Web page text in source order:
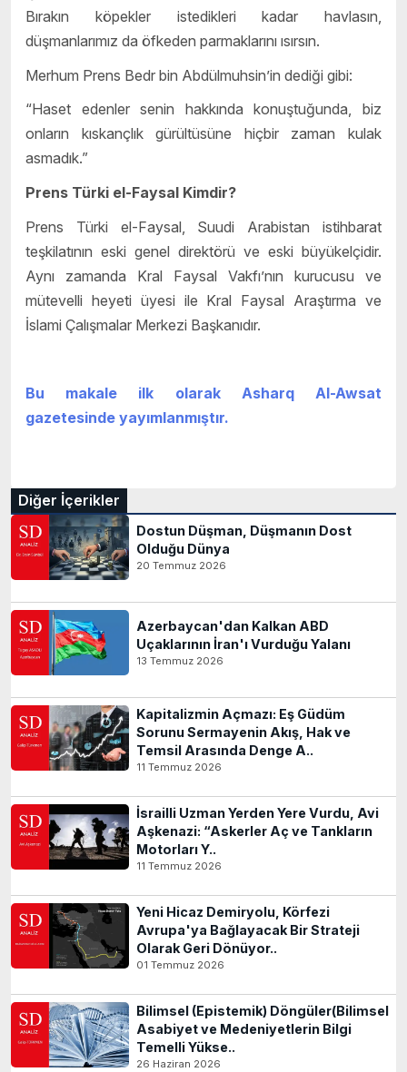
Bırakın köpekler istedikleri kadar havlasın,
düşmanlarımız da öfkeden parmaklarını ısırsın.
Merhum Prens Bedr bin Abdülmuhsin’in dediği gibi:
“Haset edenler senin hakkında konuştuğunda, biz
onların kıskançlık gürültüsüne hiçbir zaman kulak
asmadık.”
Prens Türki el-Faysal Kimdir?
Prens Türki el-Faysal, Suudi Arabistan istihbarat
teşkilatının eski genel direktörü ve eski büyükelçidir.
Aynı zamanda Kral Faysal Vakfı’nın kurucusu ve
mütevelli heyeti üyesi ile Kral Faysal Araştırma ve
İslami Çalışmalar Merkezi Başkanıdır.
Bu makale ilk olarak Asharq Al-Awsat
gazetesinde yayımlanmıştır.
Diğer İçerikler
Dostun Düşman, Düşmanın Dost
Olduğu Dünya
20 Temmuz 2026
Azerbaycan'dan Kalkan ABD
Uçaklarının İran'ı Vurduğu Yalanı
13 Temmuz 2026
Kapitalizmin Açmazı: Eş Güdüm
Sorunu Sermayenin Akış, Hak ve
Temsil Arasında Denge A..
11 Temmuz 2026
İsrailli Uzman Yerden Yere Vurdu, Avi
Aşkenazi: “Askerler Aç ve Tankların
Motorları Y..
11 Temmuz 2026
Yeni Hicaz Demiryolu, Körfezi
Avrupa'ya Bağlayacak Bir Strateji
Olarak Geri Dönüyor..
01 Temmuz 2026
Bilimsel (Epistemik) Döngüler(Bilimsel
Asabiyet ve Medeniyetlerin Bilgi
Temelli Yükse..
26 Haziran 2026